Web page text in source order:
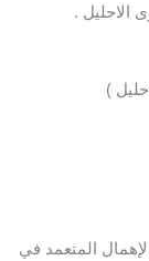
الاحليل .
المتعمد في